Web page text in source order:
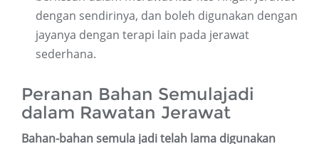
dengan sendirinya, dan boleh digunakan dengan
jayanya dengan terapi lain pada jerawat
sederhana.
Peranan Bahan Semulajadi
dalam Rawatan Jerawat
Bahan-bahan semula jadi telah lama digunakan